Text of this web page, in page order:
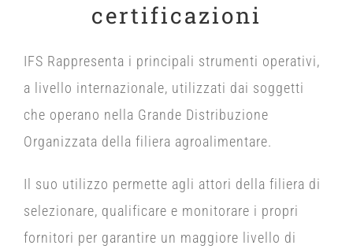
certificazioni
IFS Rappresenta i principali strumenti operativi,
a livello internazionale, utilizzati dai soggetti
che operano nella Grande Distribuzione
Organizzata della filiera agroalimentare.
Il suo utilizzo permette agli attori della filiera di
selezionare, qualificare e monitorare i propri
fornitori per garantire un maggiore livello di